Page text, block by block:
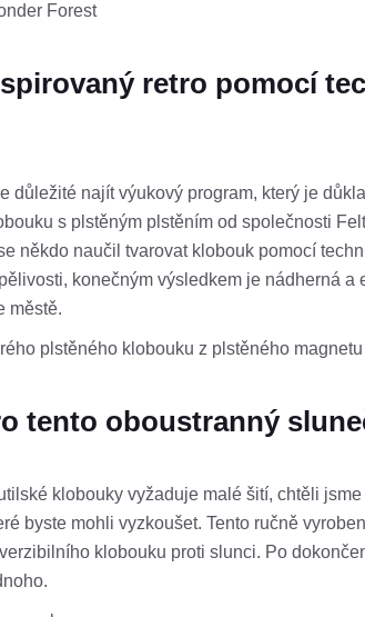
Forest
retro pomocí
důležité najít výukový program, který je
s plstěným plstěním od společnosti
někdo naučil tvarovat klobouk pomocí
konečným výsledkem je nádherná a
městě.
plstěného klobouku z plstěného magnetu
tento oboustranný
klobouky vyžaduje malé šití, chtěli jsme
byste mohli vyzkoušet. Tento ručně
klobouku proti slunci. Po